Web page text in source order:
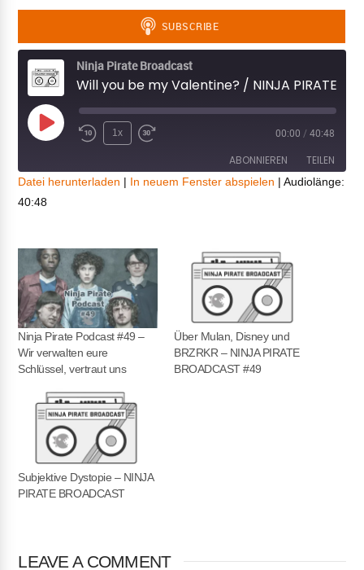
Ninja Pirate Broadcast
Play
1x 00:00 / 40:48
ABONNIEREN TEILEN
TEILEN
EMBED
Datei herunterladen | In neuem Fenster abspielen |Audiolänge:
40:48
Ninja Pirate Podcast #49 –
Wir verwalten eure
Schlüssel, vertraut uns
Über Mulan, Disney und
BRZRKR – NINJA PIRATE
BROADCAST #49
Subjektive Dystopie – NINJA
PIRATE BROADCAST
LEAVE A COMMENT